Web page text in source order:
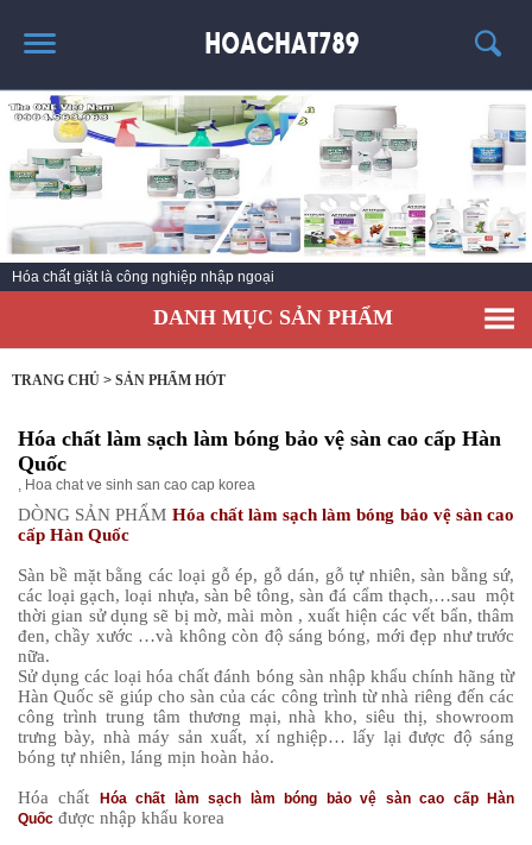
TRANG CHỦ
SẢN PHẨM HÓT
THÔNG TIN VỀ HÓA CHẤT
TIN TỨC
SẢN PHẨM
Hóa chất giặt là công nghiệp nhập ngoại
DANH MỤC SẢN PHẨM
TRANG CHỦ > SẢN PHẨM HÓT
Hóa chất làm sạch làm bóng bảo vệ sàn cao cấp Hàn
Quốc
, Hoa chat ve sinh san cao cap korea
DÒNG SẢN PHẨM Hóa chất làm sạch làm bóng bảo vệ sàn cao
cấp Hàn Quốc
Sàn bề mặt bằng các loại gỗ ép, gỗ dán, gỗ tự nhiên, sàn bằng sứ,
các loại gạch, loại nhựa, sàn bê tông, sàn đá cẩm thạch,…sau một
thời gian sử dụng sẽ bị mờ, mài mòn , xuất hiện các vết bẩn, thâm
đen, chầy xước …và không còn độ sáng bóng, mới đẹp như trước
nữa.
Sử dụng các loại hóa chất đánh bóng sàn nhập khẩu chính hãng từ
Hàn Quốc sẽ giúp cho sàn của các công trình từ nhà riêng đến các
công trình trung tâm thương mại, nhà kho, siêu thị, showroom
trưng bày, nhà máy sản xuất, xí nghiệp… lấy lại được độ sáng
bóng tự nhiên, láng mịn hoàn hảo.
Hóa chất
Hóa chất làm sạch làm bóng bảo vệ sàn cao cấp Hàn
Quốc được nhập khẩu korea